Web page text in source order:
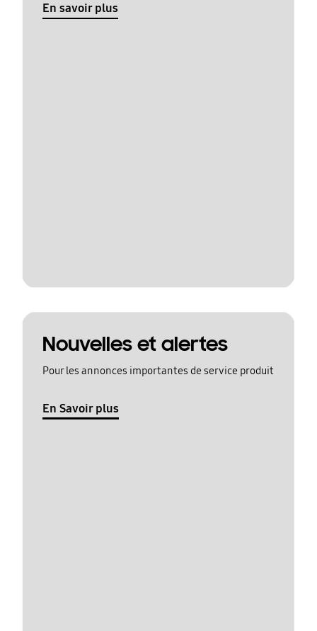
En savoir plus
Nouvelles et alertes
Pour les annonces importantes de service produit
En Savoir plus